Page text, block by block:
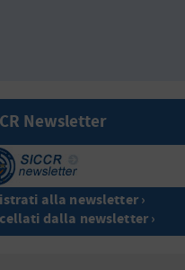
Newsletter
alla newsletter ›
dalla newsletter ›